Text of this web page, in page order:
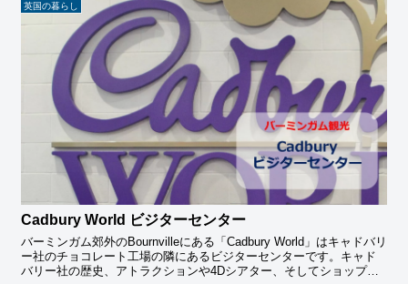
英国の暮らし
Cadbury World ビジターセンター
バーミンガム郊外のBournvilleにある「Cadbury World」はキャドバリ
ー社のチョコレート工場の隣にあるビジターセンターです。キャド
バリー社の歴史、アトラクションや4Dシアター、そしてショップに